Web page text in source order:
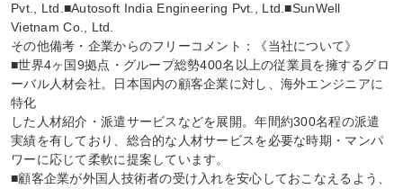
Pvt., Ltd.■Autosoft India Engineering Pvt., Ltd.■SunWell
Vietnam Co., Ltd.
その他備考・企業からのフリーコメント：《当社について》
■世界4ヶ国9拠点・グループ総勢400名以上の従業員を擁するグロ
ーバル人材会社。日本国内の顧客企業に対し、海外エンジニアに
特化
した人材紹介・派遣サービスなどを展開。年間約300名程の派遣
実績を有しており、総合的な人材サービスを必要な時期・マンパ
ワーに応じて柔軟に提案しています。
■顧客企業が外国人技術者の受け入れを安心しておこなえるよう、